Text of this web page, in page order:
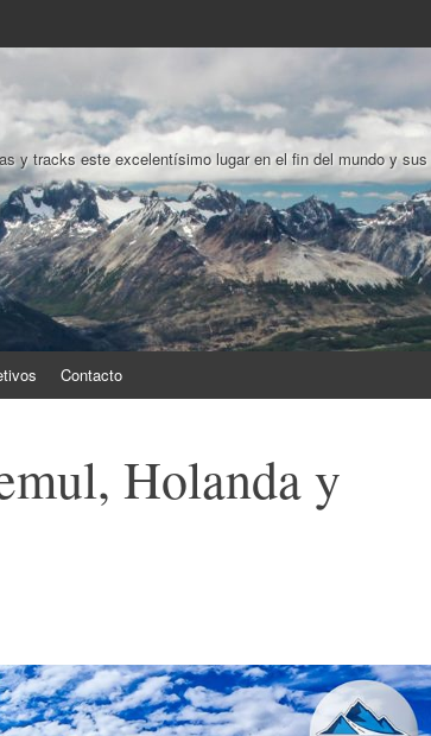
y tracks este excelentísimo lugar en el fin del mundo y sus
Contacto
Holanda y